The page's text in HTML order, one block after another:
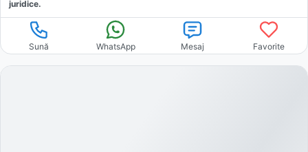
juridice.
Sună WhatsApp Mesaj Favorite